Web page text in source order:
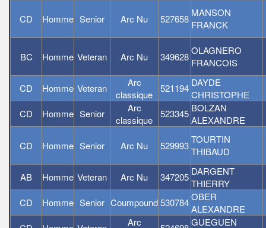
CD Homme Senior Arc Nu 527658
MANSON
FRANCK
BC Homme Veteran Arc Nu 349628
OLAGNERO
FRANCOIS
CD Homme Veteran
Arc
classique
521194 DAYDE
CHRISTOPHE
CD
Homme Senior
Arc
classique
523345 BOLZAN
ALEXANDRE
CD Homme Senior Arc Nu 529993
TOURTIN
THIBAUD
AB Homme Veteran Arc Nu 347205 DARGENT
THIERRY
CD
Homme Senior Coumpound530784OBER
ALEXANDRE
Arc
GUEGUEN